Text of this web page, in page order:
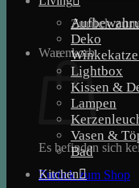
Zurück
Warenkorb
Es befinden sich
Zurück zum Shop
Deko
Lightbox
Kissen &
Lampen
Vasen &
Bad
Kitchen